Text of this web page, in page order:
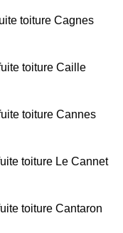
toiture Cagnes
toiture Caille
toiture Cannes
toiture Le Cannet
toiture Cantaron